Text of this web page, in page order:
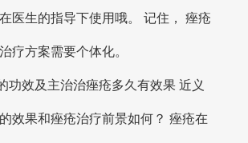
医生的指导下使用哦。 记住， 痤疮
疗方案需要个体化。
功效及主治治痤疮多久有效果 近义
效果和痤疮治疗前景如何？ 痤疮在